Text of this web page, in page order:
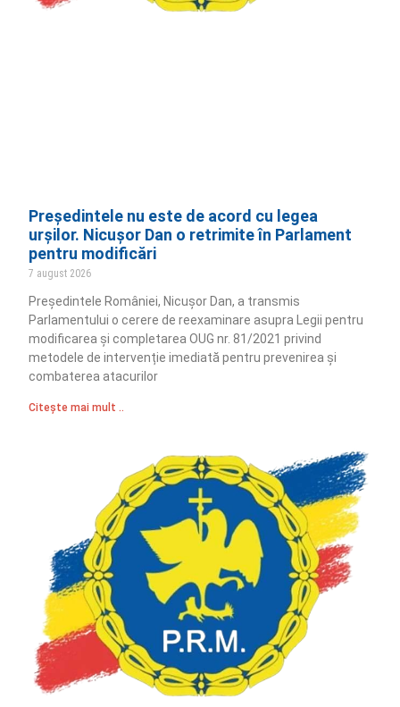
Președintele nu este de acord cu legea
urșilor. Nicușor Dan o retrimite în Parlament
pentru modificări
7 august 2026
Președintele României, Nicușor Dan, a transmis
Parlamentului o cerere de reexaminare asupra Legii pentru
modificarea și completarea OUG nr. 81/2021 privind
metodele de intervenție imediată pentru prevenirea și
combaterea atacurilor
Citește mai mult ..